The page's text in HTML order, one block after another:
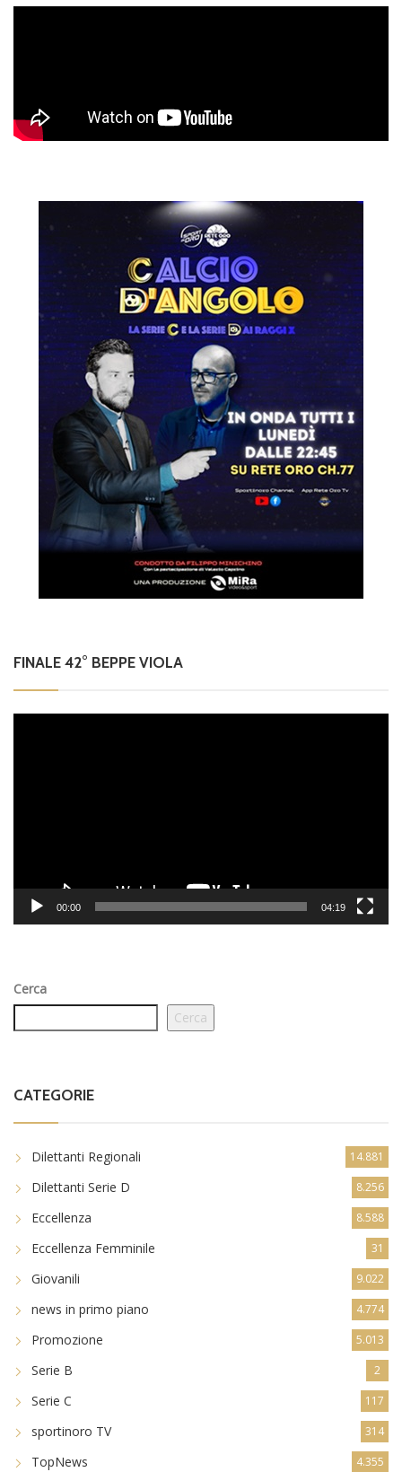
FINALE 42° BEPPE VIOLA
00:00 04:19
Cerca
Cerca
CATEGORIE
Dilettanti Regionali 14.881
Dilettanti Serie D 8.256
Eccellenza 8.588
Eccellenza Femminile 31
Giovanili 9.022
news in primo piano 4.774
Promozione 5.013
Serie B 2
Serie C 117
sportinoro TV 314
TopNews 4.355